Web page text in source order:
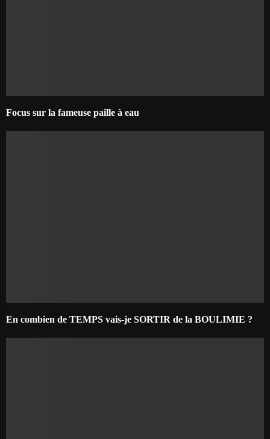
Focus sur la fameuse paille à eau
En combien de TEMPS vais-je SORTIR de la BOULIMIE ?